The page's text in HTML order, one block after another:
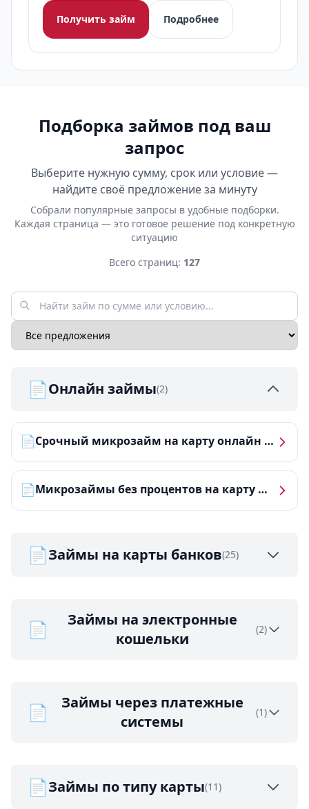
Получить займ
Подробнее
Подборка займов под ваш
запрос
Выберите нужную сумму, срок или условие —
найдите своё предложение за минуту
Собрали популярные запросы в удобные подборки.
Каждая страница — это готовое решение под конкретную
ситуацию
Всего страниц: 127
📄Онлайн займы(2)
📄 Срочный микрозайм на карту онлайн — получить деньги за 5 минут
📄 Микрозаймы без процентов на карту — ТОП-10 за 2026 год
📄Займы на карты банков(25)
📄
Займы на электронные
кошельки
(2)
📄
Займы через платежные
системы
(1)
📄Займы по типу карты(11)